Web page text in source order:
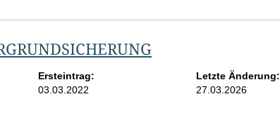
Ersteintrag:
03.03.2022
Letzte Änderung:
27.03.2026